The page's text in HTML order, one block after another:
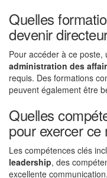
Quelles
devenir
Pour accéder à ce poste,
administration des
requis. Des formations
peuvent également être
Quelles
pour exercer ce
Les compétences clés
leadership, des
excellente